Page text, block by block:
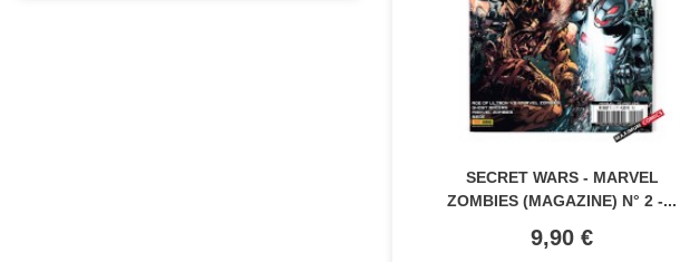
SECRET WARS - MARVEL
ZOMBIES (MAGAZINE) N° 2 -...
Prix
9,90 €